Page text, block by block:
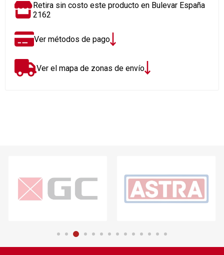
Retira sin costo este producto en Bulevar España
2162
Ver métodos de pago
Ver el mapa de zonas de envío